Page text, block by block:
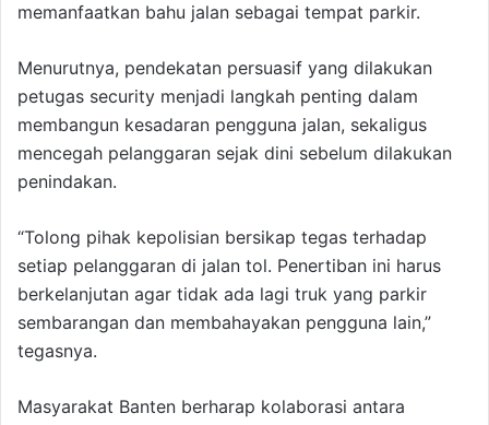
memanfaatkan bahu jalan sebagai tempat parkir.
Menurutnya, pendekatan persuasif yang dilakukan
petugas security menjadi langkah penting dalam
membangun kesadaran pengguna jalan, sekaligus
mencegah pelanggaran sejak dini sebelum dilakukan
penindakan.
“Tolong pihak kepolisian bersikap tegas terhadap
setiap pelanggaran di jalan tol. Penertiban ini harus
berkelanjutan agar tidak ada lagi truk yang parkir
sembarangan dan membahayakan pengguna lain,”
tegasnya.
Masyarakat Banten berharap kolaborasi antara